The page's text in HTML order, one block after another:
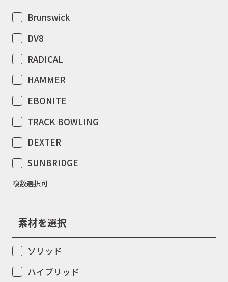
Brunswick
DV8
RADICAL
HAMMER
EBONITE
TRACK BOWLING
DEXTER
SUNBRIDGE
複数選択可
素材を選択
ソリッド
ハイブリッド